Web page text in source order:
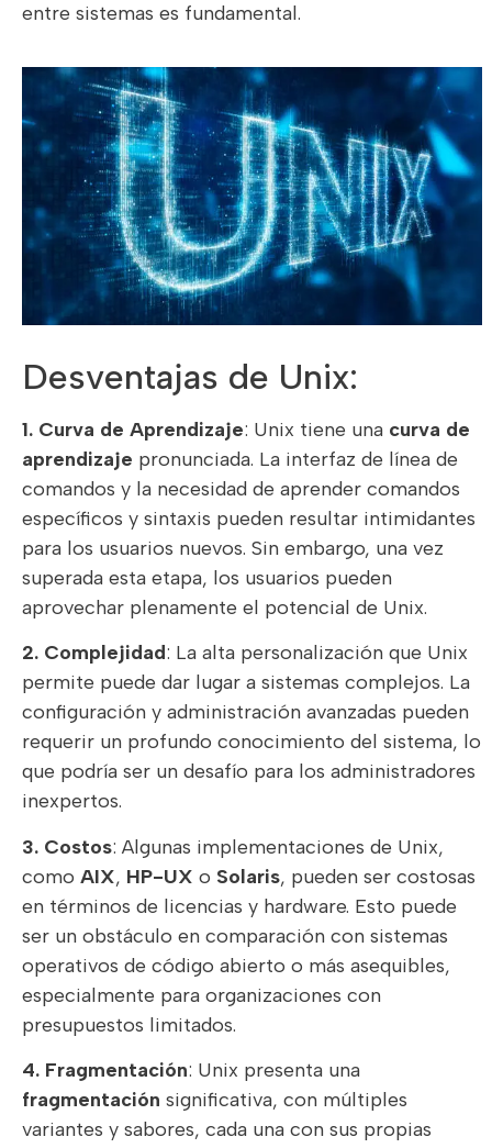
entre sistemas es fundamental.
Desventajas de Unix:
1. Curva de Aprendizaje: Unix tiene una curva de
aprendizaje pronunciada. La interfaz de línea de
comandos y la necesidad de aprender comandos
específicos y sintaxis pueden resultar intimidantes
para los usuarios nuevos. Sin embargo, una vez
superada esta etapa, los usuarios pueden
aprovechar plenamente el potencial de Unix.
2. Complejidad: La alta personalización que Unix
permite puede dar lugar a sistemas complejos. La
configuración y administración avanzadas pueden
requerir un profundo conocimiento del sistema, lo
que podría ser un desafío para los administradores
inexpertos.
3. Costos: Algunas implementaciones de Unix,
como AIX, HP-UX o Solaris, pueden ser costosas
en términos de licencias y hardware. Esto puede
ser un obstáculo en comparación con sistemas
operativos de código abierto o más asequibles,
especialmente para organizaciones con
presupuestos limitados.
4. Fragmentación: Unix presenta una
fragmentación significativa, con múltiples
variantes y sabores, cada una con sus propias